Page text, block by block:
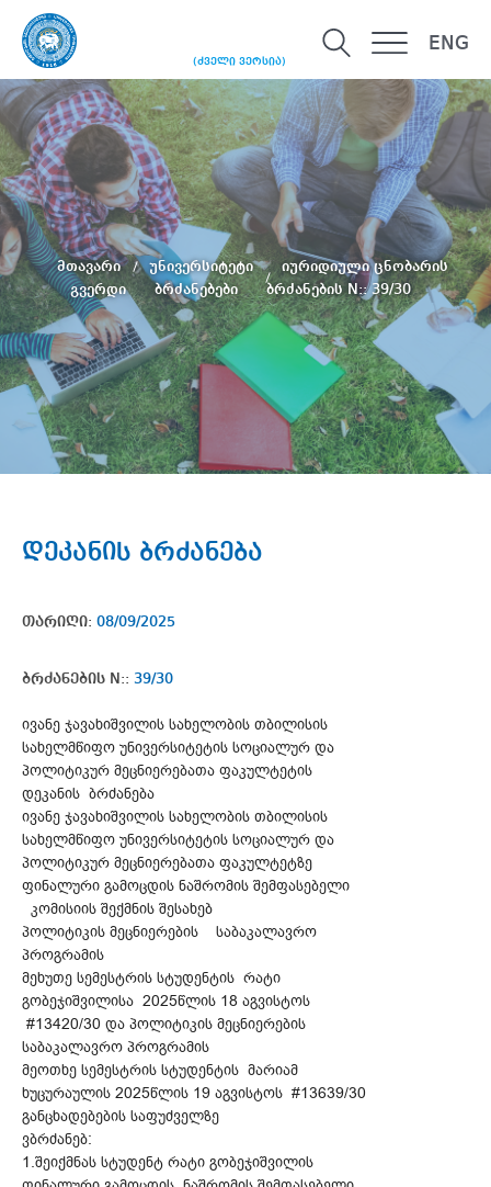
(ძველი ვერსია)
ENG
მთავარი უნივერსიტეტი
იურიდიული ცნობარის
გვერდი
ბრძანებები ბრძანების N:: 39/30
დეკანის ბრძანება
თარიღი: 08/09/2025
ბრძანების N:: 39/30
ივანე ჯავახიშვილის სახელობის თბილისის
სახელმწიფო უნივერსიტეტის სოციალურ და
პოლიტიკურ მეცნიერებათა ფაკულტეტის
დეკანის ბრძანება
ივანე ჯავახიშვილის სახელობის თბილისის
სახელმწიფო უნივერსიტეტის სოციალურ და
პოლიტიკურ მეცნიერებათა ფაკულტეტზე
ფინალური გამოცდის ნაშრომის შემფასებელი
კომისიის შექმნის შესახებ
პოლიტიკის მეცნიერების საბაკალავრო
პროგრამის
მეხუთე სემესტრის სტუდენტის რატი
გობეჯიშვილისა 2025წლის 18 აგვისტოს
#13420/30 და პოლიტიკის მეცნიერების
საბაკალავრო პროგრამის
მეოთხე სემესტრის სტუდენტის მარიამ
ხუცურაულის 2025წლის 19 აგვისტოს #13639/30
განცხადებების საფუძველზე
ვბრძანებ:
1.შეიქმნას სტუდენტ რატი გობეჯიშვილის